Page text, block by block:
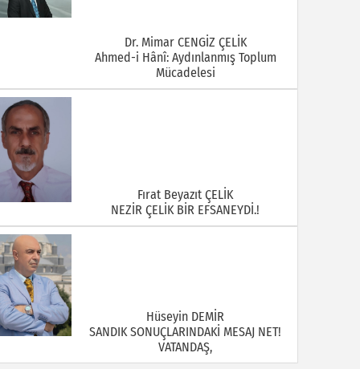
Dr. Mimar CENGİZ ÇELİK
Ahmed-i Hânî: Aydınlanmış Toplum
Mücadelesi
Fırat Beyazıt ÇELİK
NEZİR ÇELİK BİR EFSANEYDİ.!
Hüseyin DEMİR
SANDIK SONUÇLARINDAKİ MESAJ NET!
VATANDAŞ,